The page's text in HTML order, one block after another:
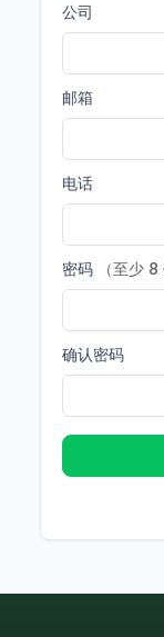
公司
邮箱
电话
密码 （至少 8
确认密码